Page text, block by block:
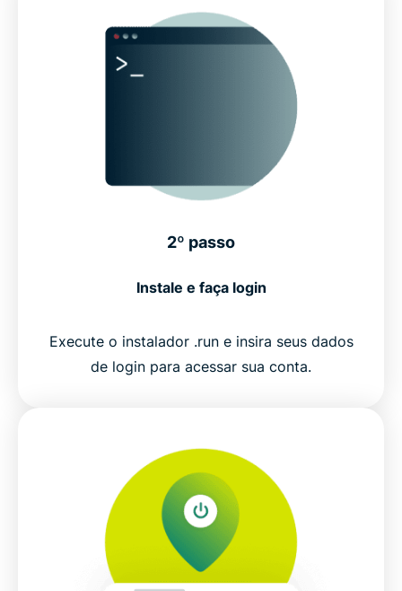
2º passo
Instale e faça login
Execute o instalador .run e insira seus dados
de login para acessar sua conta.